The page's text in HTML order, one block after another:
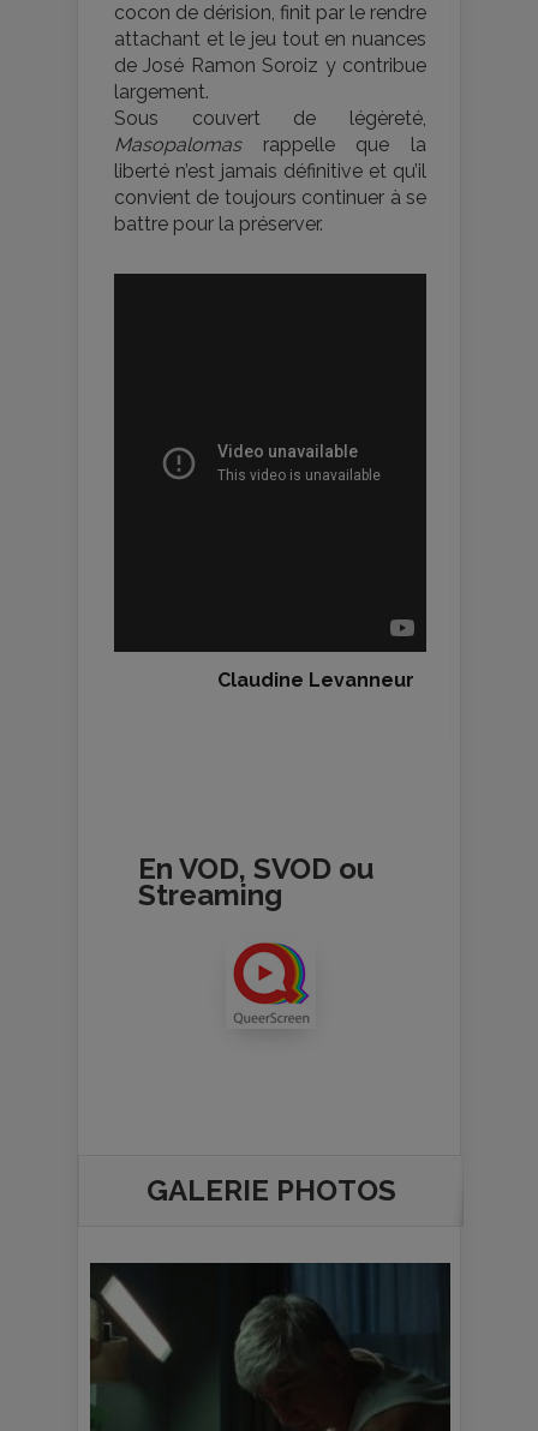
cocon de dérision, finit par le rendre
attachant et le jeu tout en nuances
de José Ramon Soroiz y contribue
largement.
Sous couvert de légèreté,
Masopalomasrappelle que la
liberté n’est jamais définitive et qu’il
convient de toujours continuer à se
battre pour la préserver.
Claudine Levanneur
En VOD, SVOD ou
Streaming
GALERIE PHOTOS